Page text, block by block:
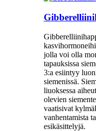
jolla voi olla
tapauksissa
3:a esiintyy
siemenissä.
liuoksessa
olevien
vaatisivat
vanhentamista
esikäsittelyjä.